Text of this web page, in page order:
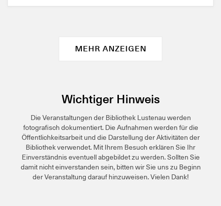
MEHR ANZEIGEN
Wichtiger Hinweis
Die Veranstaltungen der Bibliothek Lustenau werden
fotografisch dokumentiert. Die Aufnahmen werden für die
Öffentlichkeitsarbeit und die Darstellung der Aktivitäten der
Bibliothek verwendet. Mit Ihrem Besuch erklären Sie Ihr
Einverständnis eventuell abgebildet zu werden. Sollten Sie
damit nicht einverstanden sein, bitten wir Sie uns zu Beginn
der Veranstaltung darauf hinzuweisen. Vielen Dank!